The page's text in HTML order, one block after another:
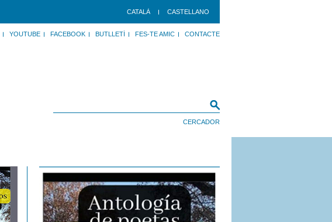
CATALÀ CASTELLANO
YOUTUBE FACEBOOK BUTLLETÍ FES-TE AMIC CONTACTE